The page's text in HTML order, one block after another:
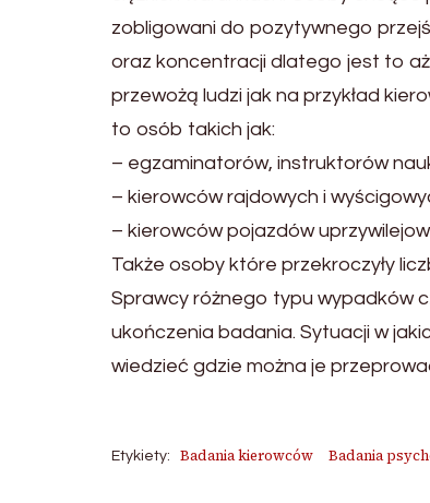
zobligowani do pozytywnego
oraz koncentracji dlatego jest to
przewożą ludzi jak na przykład
to osób takich jak:
– egzaminatorów, instruktorów
– kierowców rajdowych i
– kierowców pojazdów
Także osoby które przekroczyły
Sprawcy różnego typu wypadków
ukończenia badania. Sytuacji w
wiedzieć gdzie można je
Etykiety: Badania kierowców Badania